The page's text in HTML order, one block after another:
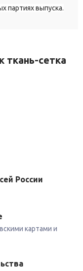
партиях выпуска.
ткань-сетка
России
картами и